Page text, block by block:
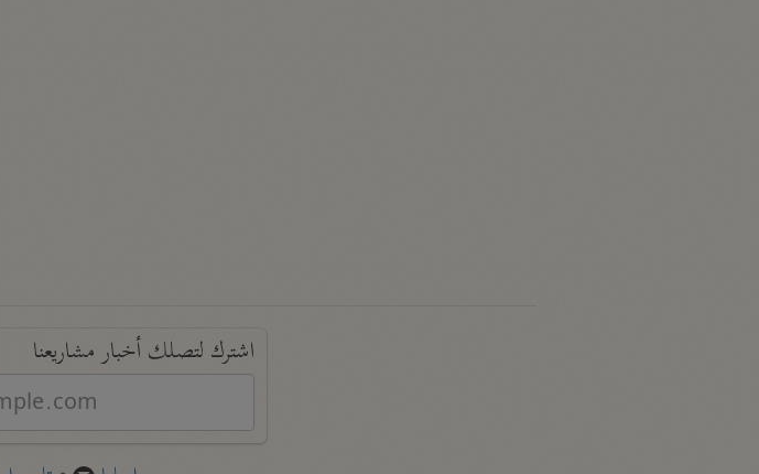
اشترك لتصلك أخبار مشاريعنا